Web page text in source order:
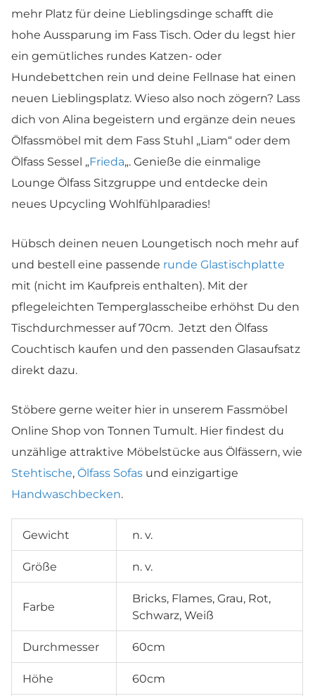
mehr Platz für deine Lieblingsdinge schafft die
hohe Aussparung im Fass Tisch. Oder du legst hier
ein gemütliches rundes Katzen- oder
Hundebettchen rein und deine Fellnase hat einen
neuen Lieblingsplatz. Wieso also noch zögern? Lass
dich von Alina begeistern und ergänze dein neues
Ölfassmöbel mit dem Fass Stuhl „Liam“ oder dem
Ölfass Sessel „Frieda„. Genieße die einmalige
Lounge Ölfass Sitzgruppe und entdecke dein
neues Upcycling Wohlfühlparadies!
Hübsch deinen neuen Loungetisch noch mehr auf
und bestell eine passende rundeGlastischplatte
mit (nicht im Kaufpreis enthalten). Mit der
pflegeleichten Temperglasscheibe erhöhst Du den
Tischdurchmesser auf 70cm. Jetzt den Ölfass
Couchtisch kaufen und den passenden Glasaufsatz
direkt dazu.
Stöbere gerne weiter hier in unserem Fassmöbel
Online Shop von Tonnen Tumult. Hier findest du
unzählige attraktive Möbelstücke aus Ölfässern, wie
Stehtische,Ölfass Sofas und einzigartige
Handwaschbecken.
Gewicht n. v.
Größe n. v.
Farbe
Bricks, Flames, Grau, Rot,
Schwarz, Weiß
Durchmesser 60cm
Höhe 60cm